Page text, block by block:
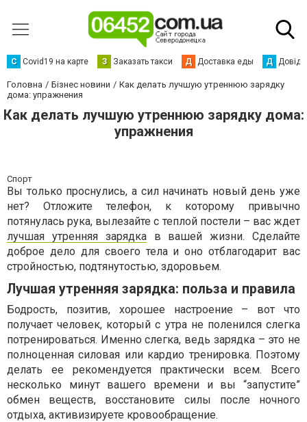
С Сovid19 на карте З Заказать такси Д Доставка еды Д
Головна Бізнес новини
Как делать лучшую утреннюю зарядку
дома: упражнения
Как делать лучшую утреннюю зарядку дома:
упражнения
Спорт
Вы только проснулись, а сил начинать новый день уже
нет? Отложите телефон, к которому привычно
потянулась рука, вылезайте с теплой постели – вас ждет
лучшая утренняя зарядкав вашей жизни. Сделайте
доброе дело для своего тела и оно отблагодарит вас
стройностью, подтянутостью, здоровьем.
Лучшая утренняя зарядка: польза и правила
Бодрость, позитив, хорошее настроение – вот что
получает человек, который с утра не поленился слегка
потренироваться. Именно слегка, ведь зарядка – это не
полноценная силовая или кардио тренировка. Поэтому
делать ее рекомендуется практически всем. Всего
несколько минут вашего времени и вы “запустите”
обмен веществ, восстановите силы после ночного
отдыха, активизируете кровообращение.